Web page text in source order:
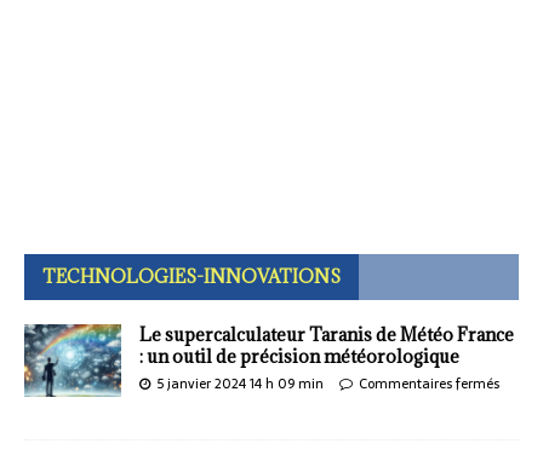
TECHNOLOGIES-INNOVATIONS
Le supercalculateur Taranis de Météo France
: un outil de précision météorologique
5 janvier 2024 14 h 09 min Commentaires fermés